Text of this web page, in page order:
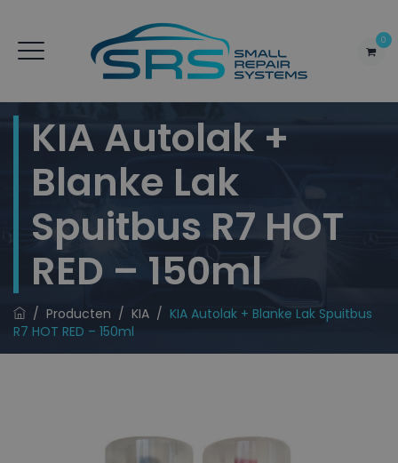
0
KIA Autolak +
Blanke Lak
Spuitbus R7 HOT
RED – 150ml
/ Producten / KIA / KIA Autolak + Blanke Lak Spuitbus
R7 HOT RED – 150ml